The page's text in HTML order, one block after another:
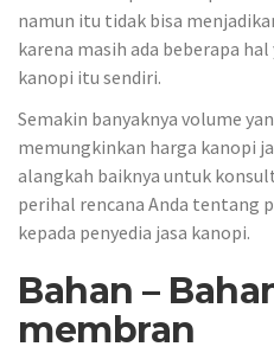
namun itu tidak bisa
karena masih ada beberapa
kanopi itu sendiri.
Semakin banyaknya volume
memungkinkan harga kanopi
alangkah baiknya untuk
perihal rencana Anda tentang
kepada penyedia jasa kanopi.
Bahan –
membran